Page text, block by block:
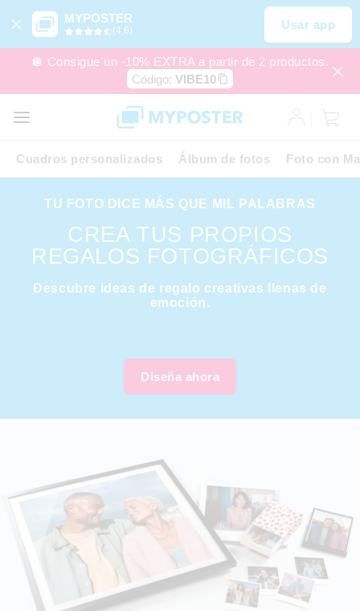
MYPOSTER
(4,6) Usar app
🪩 Consigue un -10% EXTRA a partir de 2 productos.
Código: VIBE10
Cuadros personalizados Álbum de fotos Foto con
TU FOTO DICE MÁS QUE MIL PALABRAS
CREA TUS PROPIOS
REGALOS FOTOGRÁFICOS
Descubre ideas de regalo creativas llenas de
emoción.
Diseña ahora